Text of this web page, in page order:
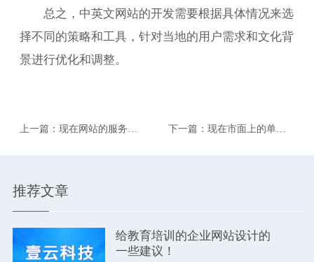
总之，中英文网站的开发需要根据具体情况来选
择不同的策略和工具，针对当地的用户需求和文化背
景进行优化和调整。
上一篇：现在网站的服务器
下一篇：现在市面上的单餐
推荐文章
给教育培训的企业网站设计的
一些建议！